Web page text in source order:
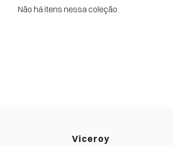
Não há itens nessa coleção
Viceroy